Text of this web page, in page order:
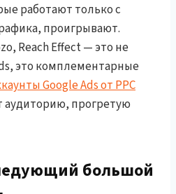
работают только с
проигрывают.
Reach Effect — это не
это комплементарные
Google Ads от PPC
аудиторию, прогретую
большой